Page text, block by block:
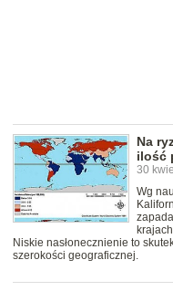
Na
ilość
30
Wg
Niskie nasłonecznienie to
szerokości geograficznej.